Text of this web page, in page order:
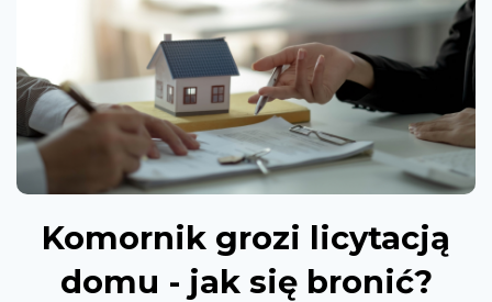
Komornik grozi licytacją
domu - jak się bronić?